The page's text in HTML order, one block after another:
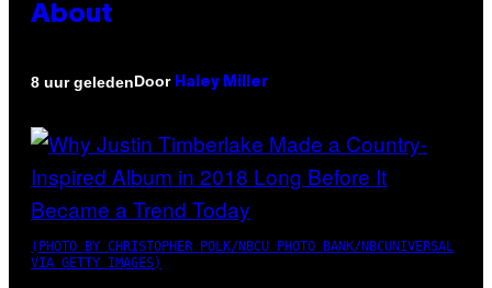
About
8 uur geledenDoor Haley Miller
(PHOTO BY CHRISTOPHER POLK/NBCU PHOTO BANK/NBCUNIVERSAL
VIA GETTY IMAGES)